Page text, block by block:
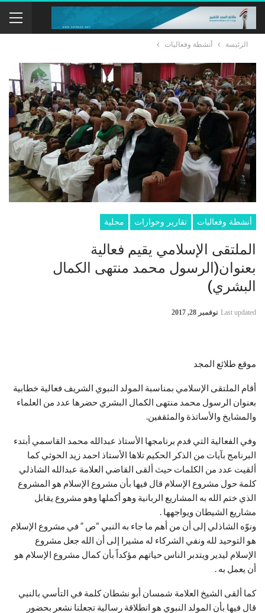
الرئيسة أنشطة وفعاليات
أنشطة وفعاليات تقارير وحوارات محلية
الملتقى الإسلامي يقيم فعالية
بعنوان(الرسول محمد منتهى الكمال
البشري)
Last updated نوفمبر 28, 2017
موقع طلائع المجد
أقام الملتقى الإسلامي بمناسبة المولد النبوي الشريف فعالية خطابية
بعنوان الرسول محمد منتهى الكمال البشري حضرها عدد من العلماء
والمشايخ والأساتذة والمثقفين.
وفي الفعالية التي قدم برنامجها الأستاذ عبدالله محمد القاسمي أبتدء
البرنامج بآيات من الذكر الحكيم تلاها الأستاذ احمد زيد الحوثي كما
ألقيت عدد من الكلمات حيث ألقى القاضي العلامة عبدالله الشاذلي
كلمة حول مشروع الإسلام قال فيها بأن مشروع الإسلام هو المشروع
الذي ختم الله به المشاريع الربانية وهو أكملها وهو مشروع يقابل
مشاريع الشيطان ويواجهها .
ونوّه الشاذلي إلى أن من أهم ما جاء به النبي “ص ” في مشروع الإسلام
هو التوحيد لله ونفي الشركاء له مشيرا إلى أن الله جعل مشروع
الإسلام ليدير ويتدبر الناس حياتهم مؤكداً بأن كمال مشروع الإسلام هو
أن يعمل به .
كما ألقى الشيخ العلامة شمسان أبو نشطان كلمة في التأسي بالنبي
قال فيها بأن المولد النبوي هو انطلاقة رسالية تجعلنا نشعر بحضور